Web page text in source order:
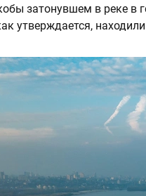
затонувшем в реке в
утверждается,